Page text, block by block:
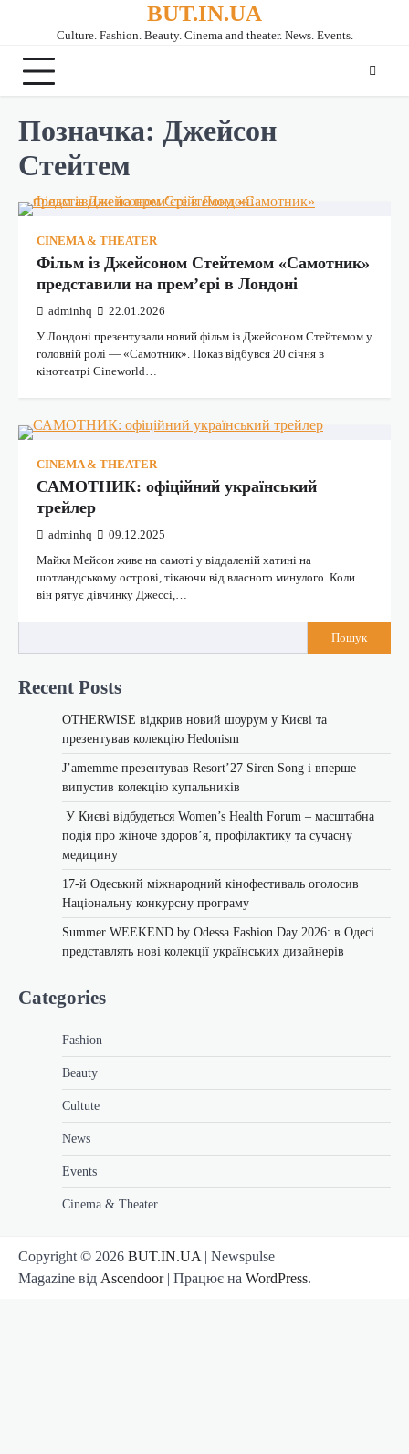
BUT.IN.UA
Culture. Fashion. Beauty. Cinema and theater. News. Events.
Позначка: Джейсон
Стейтем
CINEMA & THEATER
Фільм із Джейсоном Стейтемом «Самотник»
представили на прем’єрі в Лондоні
adminhq 22.01.2026
У Лондоні презентували новий фільм із Джейсоном Стейтемом у
головній ролі — «Самотник». Показ відбувся 20 січня в
кінотеатрі Cineworld…
CINEMA & THEATER
САМОТНИК: офіційний український
трейлер
adminhq 09.12.2025
Майкл Мейсон живе на самоті у віддаленій хатині на
шотландському острові, тікаючи від власного минулого. Коли
він рятує дівчинку Джессі,…
Пошук
Recent Posts
OTHERWISE відкрив новий шоурум у Києві та
презентував колекцію Hedonism
J’amemme презентував Resort’27 Siren Song і вперше
випустив колекцію купальників
У Києві відбудеться Women’s Health Forum – масштабна
подія про жіноче здоров’я, профілактику та сучасну
медицину
17-й Одеський міжнародний кінофестиваль оголосив
Національну конкурсну програму
Summer WEEKEND by Odessa Fashion Day 2026: в Одесі
представлять нові колекції українських дизайнерів
Categories
Fashion
Beauty
Cultute
News
Events
Cinema & Theater
Copyright © 2026 BUT.IN.UA | Newspulse
Magazine від Ascendoor| Працює на WordPress.